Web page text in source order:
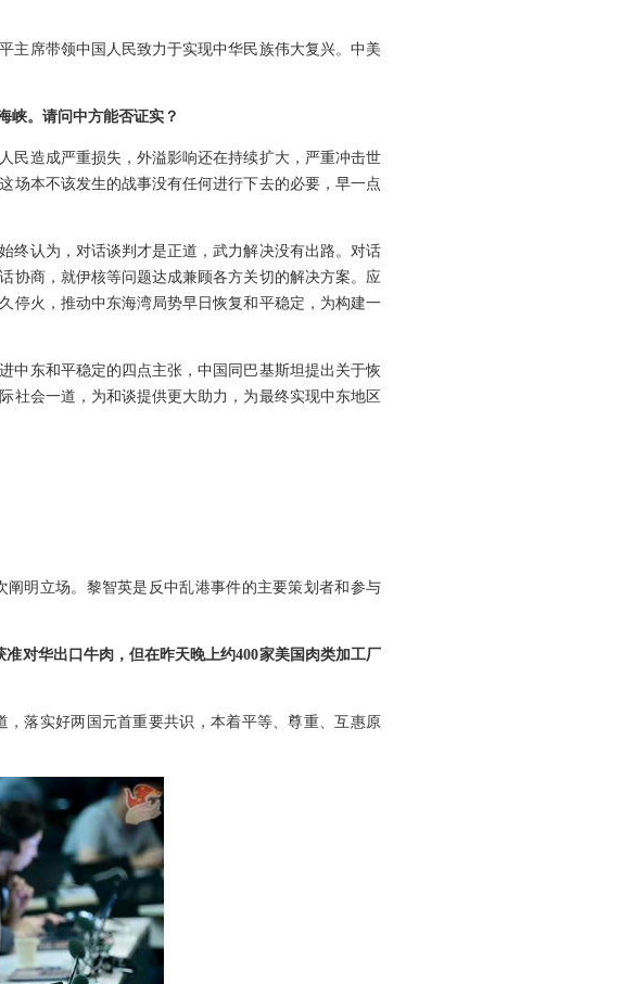
主席带领中国人民致力于实现中华民族伟大复兴。中美
峡。请问中方能否证实？
民造成严重损失，外溢影响还在持续扩大，严重冲击世
场本不该发生的战事没有任何进行下去的必要，早一点
终认为，对话谈判才是正道，武力解决没有出路。对话
协商，就伊核等问题达成兼顾各方关切的解决方案。应
停火，推动中东海湾局势早日恢复和平稳定，为构建一
中东和平稳定的四点主张，中国同巴基斯坦提出关于恢
社会一道，为和谈提供更大助力，为最终实现中东地区
明立场。黎智英是反中乱港事件的主要策划者和参与
对华出口牛肉，但在昨天晚上约400家美国肉类加工厂
落实好两国元首重要共识，本着平等、尊重、互惠原